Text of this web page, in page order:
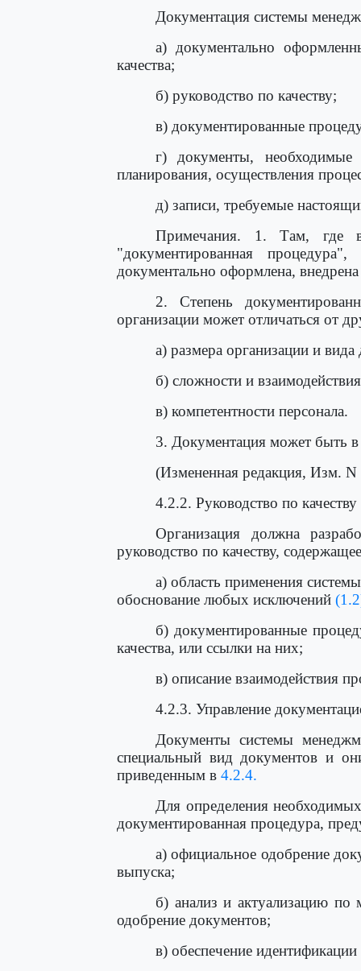
Документация системы
а) документально
качества;
б) руководство по качеству;
в) документированные
г) документы, необходимые
планирования, осуществления
д) записи, требуемые
Примечания. 1. Там, где в
"документированная
документально оформлена,
2. Степень
организации может отличаться от
а) размера организации и вида
б) сложности и
в) компетентности персонала.
3. Документация может быть
(Измененная редакция, Изм. N
4.2.2. Руководство по качеству
Организация должна
руководство по качеству,
а) область применения
обоснование любых исключений
б) документированные
качества, или ссылки на них;
в) описание взаимодействия
4.2.3. Управление
Документы системы
специальный вид документов и
приведенным в 4.2.4.
Для определения
документированная процедура,
а) официальное одобрение
выпуска;
б) анализ и актуализацию по
одобрение документов;
в) обеспечение